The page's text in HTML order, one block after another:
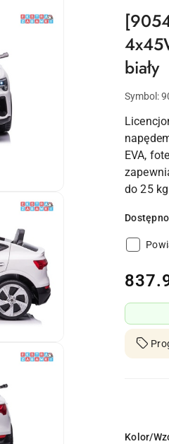
biały
Symbol:
EVA,
do 25
cena:
Wariant
Kolor/